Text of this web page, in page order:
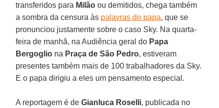
transferidos para Milão ou demitidos, chega também
a sombra da censura às palavras do papa, que se
pronunciou justamente sobre o caso Sky. Na quarta-
feira de manhã, na Audiência geral do Papa
Bergoglio na Praça de São Pedro, estiveram
presentes também mais de 100 trabalhadores da Sky.
E o papa dirigiu a eles um pensamento especial.
A reportagem é deGianluca Roselli, publicada no